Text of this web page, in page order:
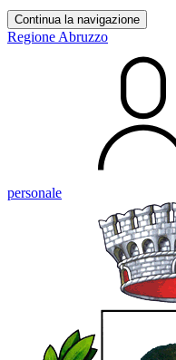
Continua la navigazione
Regione Abruzzo
personale